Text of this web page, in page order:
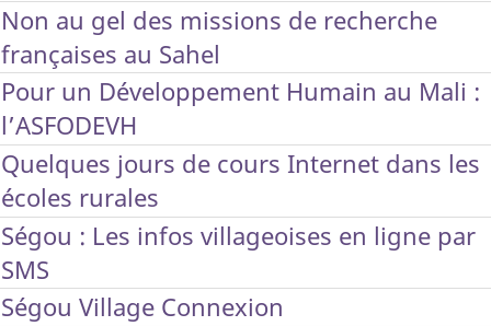
Non au gel des missions de recherche
françaises au Sahel
Pour un Développement Humain au Mali :
l’ASFODEVH
Quelques jours de cours Internet dans les
écoles rurales
Ségou : Les infos villageoises en ligne par
SMS
Ségou Village Connexion